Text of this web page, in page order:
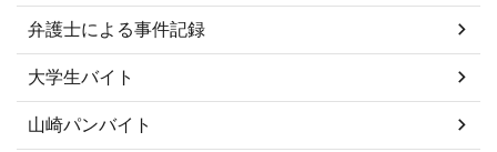
弁護士による事件記録
大学生バイト
山崎パンバイト